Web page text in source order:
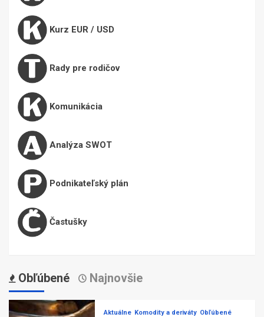
Kurz EUR / USD
Rady pre rodičov
Komunikácia
Analýza SWOT
Podnikateľský plán
Častušky
Obľúbené Najnovšie
Aktuálne Komodity a deriváty Obľúbené